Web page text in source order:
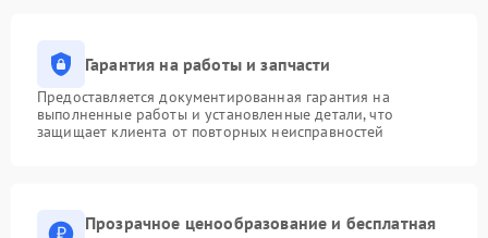
Гарантия на работы и запчасти
Предоставляется документированная гарантия на
выполненные работы и установленные детали, что
защищает клиента от повторных неисправностей
Прозрачное ценообразование и бесплатная